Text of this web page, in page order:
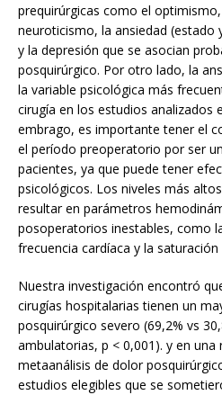
prequirúrgicas como el
neuroticismo, la ansiedad (estado
y la depresión que se asocian
posquirúrgico. Por otro lado, la
la variable psicológica más
cirugía en los estudios analizados
embrago, es importante tener el
el período preoperatorio por ser
pacientes, ya que puede tener
psicológicos. Los niveles más
resultar en parámetros
posoperatorios inestables, como
frecuencia cardíaca y la
Nuestra investigación encontró
cirugías hospitalarias tienen un
posquirúrgico severo (69,2% vs
ambulatorias, p < 0,001). y en
metaanálisis de dolor
estudios elegibles que se